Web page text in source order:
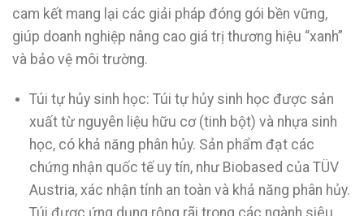
cam kết mang lại các giải pháp đóng gói bền vững,
giúp doanh nghiệp nâng cao giá trị thương hiệu “xanh”
và bảo vệ môi trường.
Túi tự hủy sinh học: Túi tự hủy sinh học được sản
xuất từ nguyên liệu hữu cơ (tinh bột) và nhựa sinh
học, có khả năng phân hủy. Sản phẩm đạt các
chứng nhận quốc tế uy tín, như Biobased của TÜV
Austria, xác nhận tính an toàn và khả năng phân hủy.
Túi được ứng dụng rộng rãi trong các ngành siêu